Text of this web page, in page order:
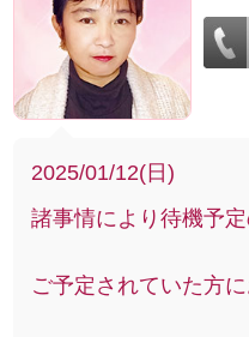
2025/01/12(日)
諸事情により待機予
ご予定されていた方に